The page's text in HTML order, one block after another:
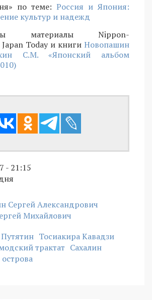
по теме: Россия и Япония:
культур и надежд
материалы Nippon-
Today и книги Новопашин
С.М. «Японский альбом
- 21:15
Сергей Александрович
Михайлович
Тосиакира Кавадзи
трактат Сахалин